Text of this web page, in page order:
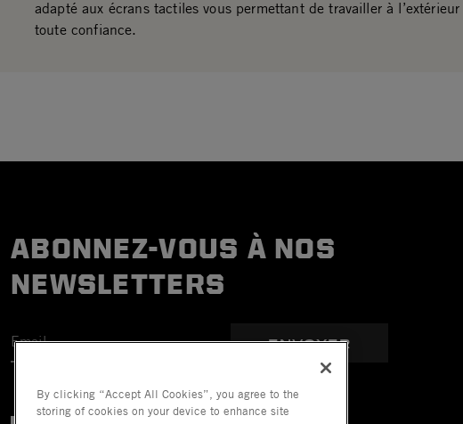
adapté aux écrans tactiles vous permettant de travailler à l’extérieur
toute confiance.
ABONNEZ-VOUS À NOS
NEWSLETTERS
ENVOYER
By clicking “Accept All Cookies”, you agree to the
storing of cookies on your device to enhance site